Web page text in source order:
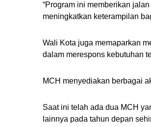
“Program ini memberikan
meningkatkan keterampilan
Wali Kota juga memaparkan
dalam merespons kebutuhan
MCH menyediakan berbagai
Saat ini telah ada dua MCH
lainnya pada tahun depan